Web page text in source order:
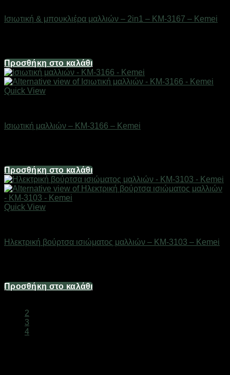
Ισιωτική & μπουκλιέρα μαλλιών – 2in1 – KM-3167 – Kemei
Προσθήκη στο καλάθι
Quick View
Ισιωτική μαλλιών – KM-3166 – Kemei
Προσθήκη στο καλάθι
Quick View
Ηλεκτρική βούρτσα ισιώματος μαλλιών – KM-3103 – Kemei
Προσθήκη στο καλάθι
2
3
4